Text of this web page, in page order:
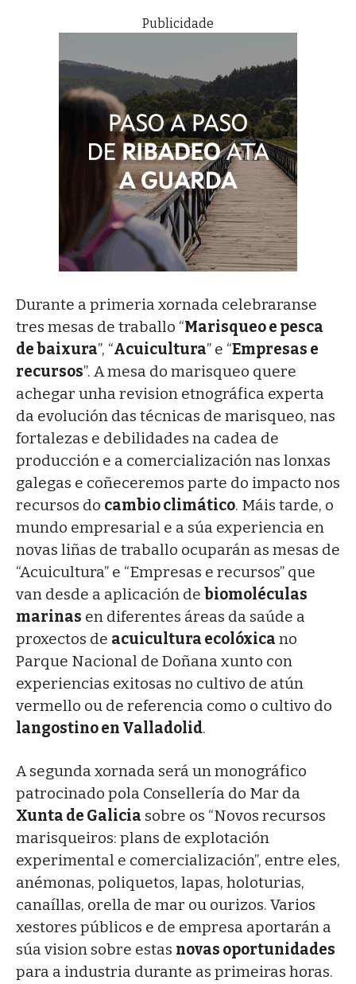
Publicidade
Durante a primeria xornada celebraranse
tres mesas de traballo “Marisqueo e pesca
de baixura”, “Acuicultura” e “Empresas e
recursos”. A mesa do marisqueo quere
achegar unha revision etnográfica experta
da evolución das técnicas de marisqueo, nas
fortalezas e debilidades na cadea de
producción e a comercialización nas lonxas
galegas e coñeceremos parte do impacto nos
recursos do cambio climático. Máis tarde, o
mundo empresarial e a súa experiencia en
novas liñas de traballo ocuparán as mesas de
“Acuicultura” e “Empresas e recursos” que
van desde a aplicación de biomoléculas
marinas en diferentes áreas da saúde a
proxectos de acuicultura ecolóxica no
Parque Nacional de Doñana xunto con
experiencias exitosas no cultivo de atún
vermello ou de referencia como o cultivo do
langostino en Valladolid.
A segunda xornada será un monográfico
patrocinado pola Consellería do Mar da
Xunta de Galicia sobre os “Novos recursos
marisqueiros: plans de explotación
experimental e comercialización”, entre eles,
anémonas, poliquetos, lapas, holoturias,
canaíllas, orella de mar ou ourizos. Varios
xestores públicos e de empresa aportarán a
súa vision sobre estas novas oportunidades
para a industria durante as primeiras horas.